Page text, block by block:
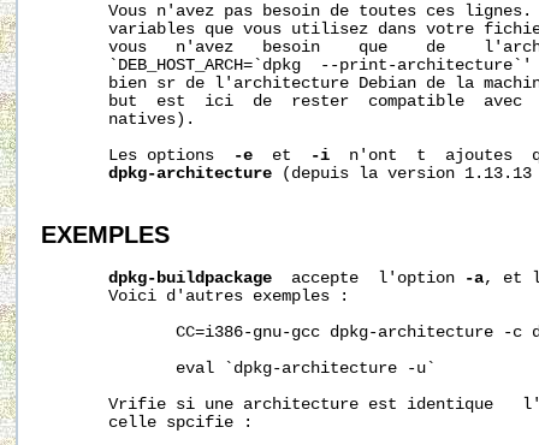
Vous n'avez pas besoin de toutes ces
variables que vous utilisez dans votre
vous   n'avez   besoin    que    de
`DEB_HOST_ARCH=`dpkg  --print-
bien sr de l'architecture Debian de la
but  est  ici  de  rester  compatible  avec
       natives).
       Les options
-e
  et
-i
n'ont  t  ajoutes
dpkg-architecture (depuis la version 1.13.13
EXEMPLES
dpkg-buildpackage
  accepte  l'option
-a, et
       Voici d'autres exemples :
CC=i386-gnu-gcc dpkg-architecture -c
              eval `dpkg-architecture -u`
Vrifie si une architecture est identique
       celle spcifie :